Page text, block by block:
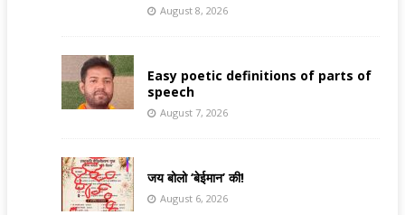
August 8, 2026
Easy poetic definitions of parts of
speech
August 7, 2026
जय बोलो ‘बेईमान’ की!
August 6, 2026